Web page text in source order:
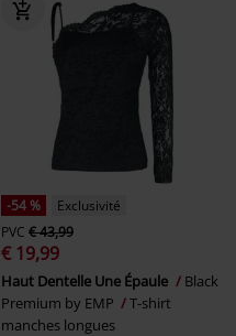
-54 %
Exclusivité
PVC € 43,99
€ 19,99
Haut Dentelle Une Épaule
Black
Premium by EMP
T-shirt
manches longues